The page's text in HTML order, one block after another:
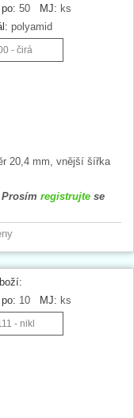
50 MJ: ks
polyamid
- čirá
20,4 mm, vnější šířka
registrujte se
10 MJ: ks
- nikl